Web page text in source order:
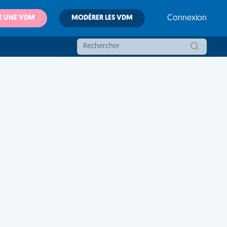
UNE VDM MODÉRER LES VDM Connexion